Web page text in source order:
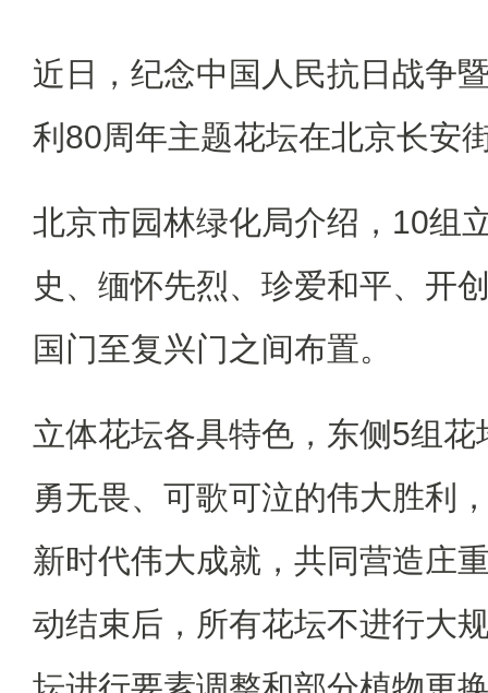
近日，纪念中国人民抗日战争
利80周年主题花坛在北京长安
北京市园林绿化局介绍，10组
史、缅怀先烈、珍爱和平、开
国门至复兴门之间布置。
立体花坛各具特色，东侧5组
勇无畏、可歌可泣的伟大胜利
新时代伟大成就，共同营造庄
动结束后，所有花坛不进行大